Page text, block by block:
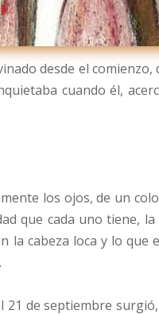
desde el comienzo,
cuando él,
los ojos, de un
que cada uno tiene,
la cabeza loca y lo que
21 de septiembre